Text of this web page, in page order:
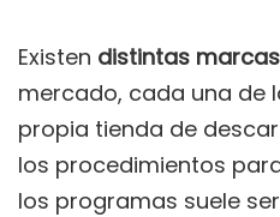
Existen distintas
mercado, cada una de
propia tienda de
los procedimientos
los programas suele